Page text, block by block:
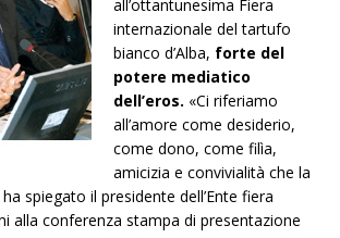
all’ottantunesima Fiera
internazionale del tartufo
bianco d’Alba, forte del
potere mediatico
dell’eros. «Ci riferiamo
all’amore come desiderio,
come dono, come filìa,
amicizia e convivialità che la
spiegato il presidente dell’Ente fiera
alla conferenza stampa di presentazione